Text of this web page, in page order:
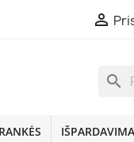

search